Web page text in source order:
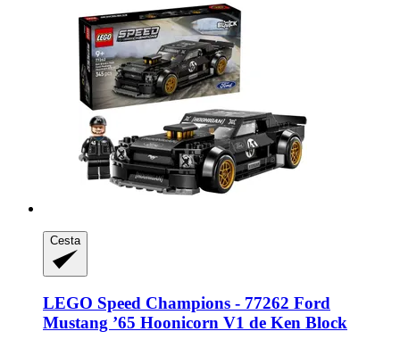
Cesta
LEGO Speed Champions -​ 77262 Ford
Mustang ’65 Hoonicorn V1 de Ken Block